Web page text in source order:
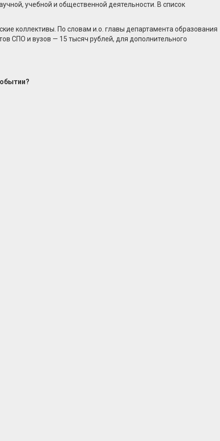
учебной и общественной деятельности. В список
коллективы. По словам и.о. главы департамента образования
СПО и вузов — 15 тысяч рублей, для дополнительного